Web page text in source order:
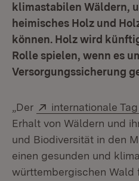
klimastabilen Wäldern,
heimisches Holz und
können. Holz wird
Rolle spielen, wenn es
Versorgungssicherung
„Der Extern:
internationale
Erhalt von Wäldern und
und Biodiversität in den
einen gesunden und
württembergischen Wald